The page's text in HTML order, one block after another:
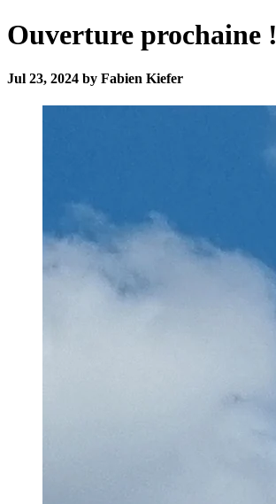
Ouverture prochaine !
Jul 23, 2024 by Fabien Kiefer